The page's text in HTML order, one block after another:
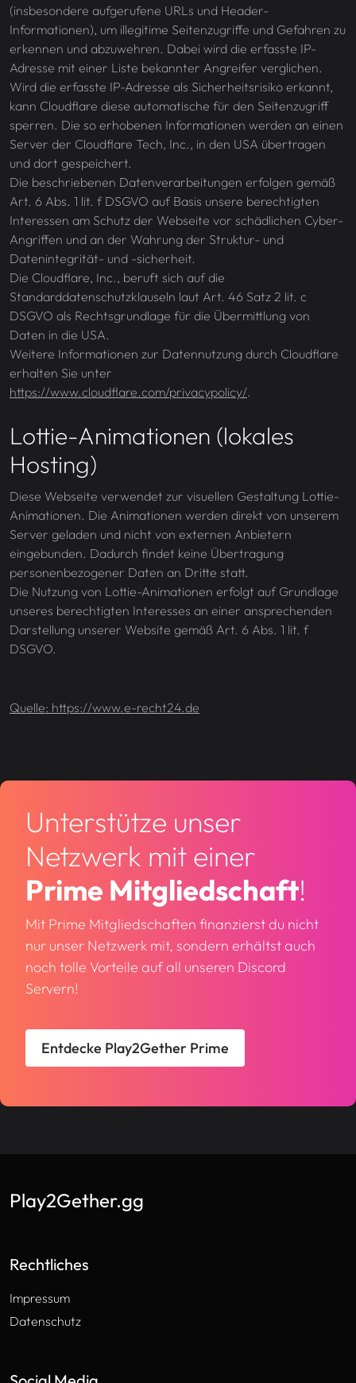
(insbesondere aufgerufene URLs und Header-
Informationen), um illegitime Seitenzugriffe und Gefahren zu
erkennen und abzuwehren. Dabei wird die erfasste IP-
Adresse mit einer Liste bekannter Angreifer verglichen.
Wird die erfasste IP-Adresse als Sicherheitsrisiko erkannt,
kann Cloudflare diese automatische für den Seitenzugriff
sperren. Die so erhobenen Informationen werden an einen
Server der Cloudflare Tech, Inc., in den USA übertragen
und dort gespeichert.
Die beschriebenen Datenverarbeitungen erfolgen gemäß
Art. 6 Abs. 1 lit. f DSGVO auf Basis unsere berechtigten
Interessen am Schutz der Webseite vor schädlichen Cyber-
Angriffen und an der Wahrung der Struktur- und
Datenintegrität- und -sicherheit.
Die Cloudflare, Inc., beruft sich auf die
Standarddatenschutzklauseln laut Art. 46 Satz 2 lit. c
DSGVO als Rechtsgrundlage für die Übermittlung von
Daten in die USA.
Weitere Informationen zur Datennutzung durch Cloudflare
erhalten Sie unter
https://www.cloudflare.com/privacypolicy/.
Lottie-Animationen (lokales
Hosting)
Diese Webseite verwendet zur visuellen Gestaltung Lottie-
Animationen. Die Animationen werden direkt von unserem
Server geladen und nicht von externen Anbietern
eingebunden. Dadurch findet keine Übertragung
personenbezogener Daten an Dritte statt.
Die Nutzung von Lottie-Animationen erfolgt auf Grundlage
unseres berechtigten Interesses an einer ansprechenden
Darstellung unserer Website gemäß Art. 6 Abs. 1 lit. f
DSGVO.
Quelle: https://www.e-recht24.de
Unterstütze unser
Netzwerk mit einer
Prime Mitgliedschaft!
Mit Prime Mitgliedschaften finanzierst du nicht
nur unser Netzwerk mit, sondern erhältst auch
noch tolle Vorteile auf all unseren Discord
Servern!
Entdecke Play2Gether Prime
Play2Gether.gg
Rechtliches
Impressum
Datenschutz